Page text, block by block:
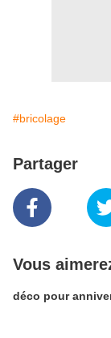
#bricolage
Partager
Vous
déco pour